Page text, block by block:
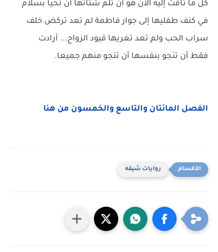
كل ما تاقت إليه الآن هو أن تلم شتاتها أن تحيا بسلام
في كنف طفليها إلى جوار فاطمة لم تعد تركض خلف
سراب الحب ولم تعد تغريها قيود الزواج... أرادت
فقط أن تنجو بنفسها أن تنجو منهم جميعا.
الفصل المائتان والتاسع والخمسون من هنا
روايات شيقه